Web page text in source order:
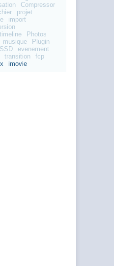
Compressor
projet
import
timeline
Photos
musique
Plugin
SSD
evenement
transition
fcp
imovie